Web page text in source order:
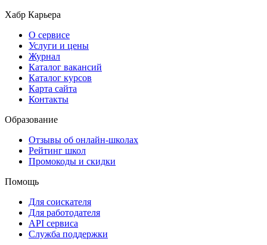
Хабр Карьера
О сервисе
Услуги и цены
Журнал
Каталог вакансий
Каталог курсов
Карта сайта
Контакты
Образование
Отзывы об онлайн-школах
Рейтинг школ
Промокоды и скидки
Помощь
Для соискателя
Для работодателя
API сервиса
Служба поддержки